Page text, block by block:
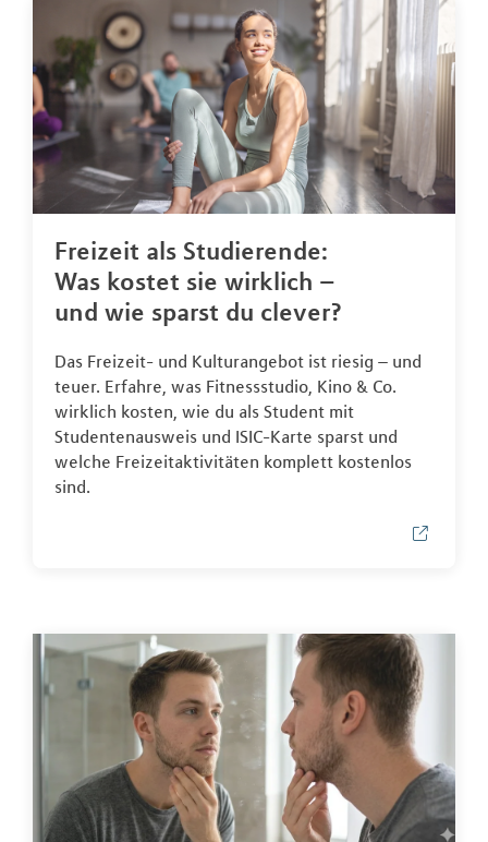
Freizeit als Studierende:
Was kostet sie wirklich –
und wie sparst du clever?
Das Freizeit- und Kulturangebot ist riesig – und
teuer. Erfahre, was Fitnessstudio, Kino & Co.
wirklich kosten, wie du als Student mit
Studentenausweis und ISIC-Karte sparst und
welche Freizeitaktivitäten komplett kostenlos
sind.